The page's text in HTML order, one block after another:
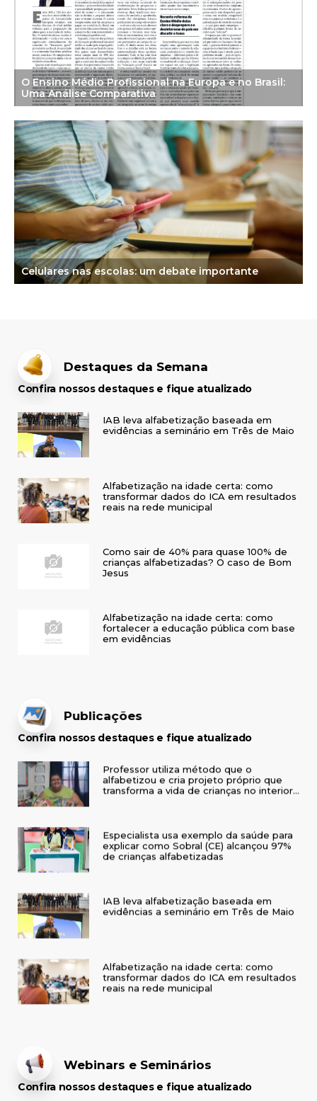
O Ensino Médio Profissional na Europa e no Brasil:
Uma Análise Comparativa
Celulares nas escolas: um debate importante
Destaques da Semana
Confira nossos destaques e fique atualizado
IAB leva alfabetização baseada em
evidências a seminário em Três de Maio
Alfabetização na idade certa: como
transformar dados do ICA em resultados
reais na rede municipal
Como sair de 40% para quase 100% de
crianças alfabetizadas? O caso de Bom
Jesus
Alfabetização na idade certa: como
fortalecer a educação pública com base
em evidências
Publicações
Confira nossos destaques e fique atualizado
Professor utiliza método que o
alfabetizou e cria projeto próprio que
transforma a vida de crianças no interior
Especialista usa exemplo da saúde para
explicar como Sobral (CE) alcançou 97%
de crianças alfabetizadas
IAB leva alfabetização baseada em
evidências a seminário em Três de Maio
Alfabetização na idade certa: como
transformar dados do ICA em resultados
reais na rede municipal
Webinars e Seminários
Confira nossos destaques e fique atualizado